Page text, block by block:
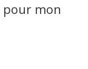
pour mon